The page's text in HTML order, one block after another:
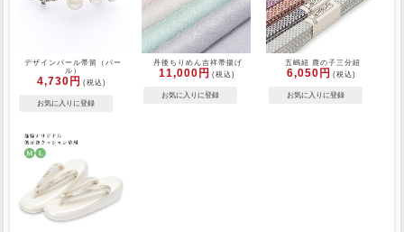
デザインパール帯留（パー
ル）
4,730円 (税込)
丹後ちりめん吉祥帯揚げ
11,000円 (税込)
五嶋紐 鹿の子三分紐
6,050円 (税込)